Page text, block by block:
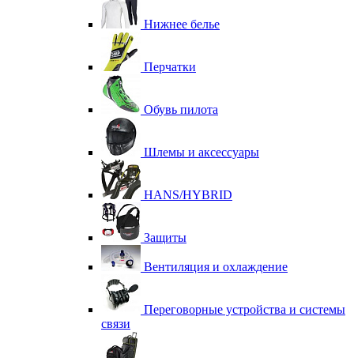
Нижнее белье
Перчатки
Обувь пилота
Шлемы и аксессуары
HANS/HYBRID
Защиты
Вентиляция и охлаждение
Переговорные устройства и системы
связи